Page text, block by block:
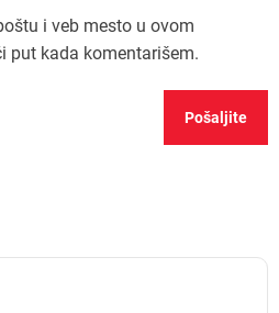
i veb mesto u ovom
put kada komentarišem.